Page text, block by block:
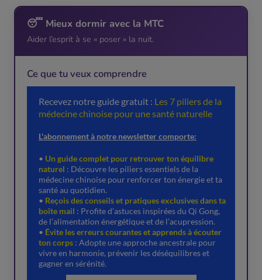
😴 Mieux dormir avec la MTC
Aider l’esprit à se « poser » la nuit.
Ce que tu veux comprendre